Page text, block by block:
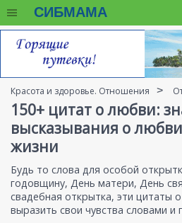
СИБМАМА
Красота и здоровье. Отношения
150+ цитат о любви:
высказывания о
жизни
Будь то слова для особой
годовщину, День матери, День
свадебная открытка, эти цитаты
выразить свои чувства словами и